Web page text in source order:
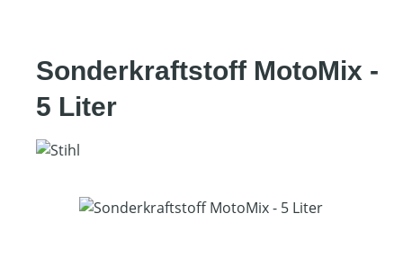
Sonderkraftstoff MotoMix -
5 Liter
Bildergalerie überspringen